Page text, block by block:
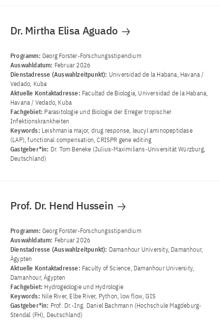
Dr. Mirtha Elisa Aguado
Programm: Georg Forster-Forschungsstipendium
Auswahldatum: Februar 2026
Dienstadresse (Auswahlzeitpunkt): Universidad de la Habana, Havana /
Vedado, Kuba
Aktuelle Kontaktadresse: Facultad de Biologia, Universidad de la Habana,
Havana / Vedado, Kuba
Fachgebiet: Parasitologie und Biologie der Erreger tropischer
Infektionskrankheiten
Keywords: Leishmania major, drug response, leucyl aminopeptidase
(LAP), functional compensation, CRISPR gene editing
Gastgeber*in: Dr. Tom Beneke (Julius-Maximilians-Universität Würzburg,
Deutschland)
Prof. Dr. Hend Hussein
Programm: Georg Forster-Forschungsstipendium
Auswahldatum: Februar 2026
Dienstadresse (Auswahlzeitpunkt): Damanhour University, Damanhour,
Ägypten
Aktuelle Kontaktadresse: Faculty of Science, Damanhour University,
Damanhour, Ägypten
Fachgebiet: Hydrogeologie und Hydrologie
Keywords: Nile River, Elbe River, Python, low flow, GIS
Gastgeber*in: Prof. Dr.-Ing. Daniel Bachmann (Hochschule Magdeburg-
Stendal (FH), Deutschland)